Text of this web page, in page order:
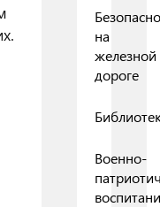
на
железной
дороге
Военно-